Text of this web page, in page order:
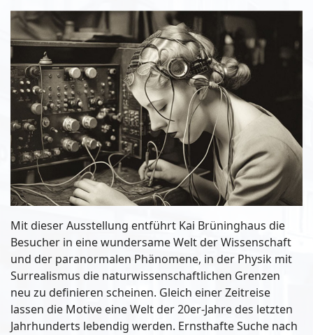
Mit dieser Ausstellung entführt Kai Brüninghaus die
Besucher in eine wundersame Welt der Wissenschaft
und der paranormalen Phänomene, in der Physik mit
Surrealismus die naturwissenschaftlichen Grenzen
neu zu definieren scheinen. Gleich einer Zeitreise
lassen die Motive eine Welt der 20er-Jahre des letzten
Jahrhunderts lebendig werden. Ernsthafte Suche nach